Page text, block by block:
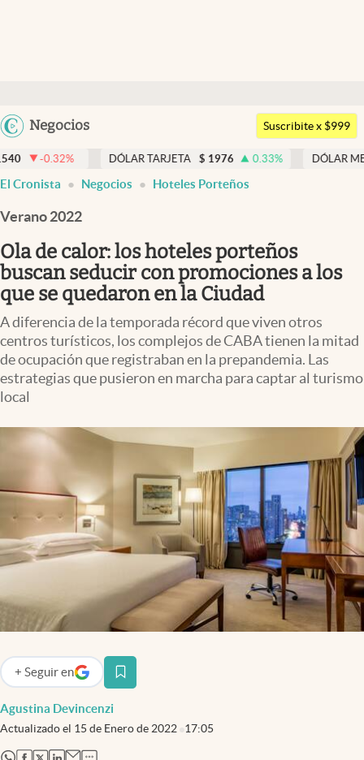
Argentina
Negocios
Members
Economía y Política
Finanzas y Mercados
Mercados Online
Negocios
Columnistas
Apertura
Infotechnology
Clima
Eventos Corporativos
El Cronista Studio
Mediakit
Argentina
Suscribite x $999
DÓLAR TARJETA $ 1976 0.33 % DÓLAR MEP 1518,45
El Cronista Negocios Hoteles Porteños
Verano 2022
Ola de calor: los hoteles porteños
buscan seducir con promociones a los
que se quedaron en la Ciudad
A diferencia de la temporada récord que viven otros
centros turísticos, los complejos de CABA tienen la mitad
de ocupación que registraban en la prepandemia. Las
estrategias que pusieron en marcha para captar al turismo
local
Agustina Devincenzi
Actualizado el 15 de Enero de 2022 17:05
+ Seguir en
abre en nueva pestaña
abre en nueva pestaña
abre en nueva pestaña
abre en nueva pestaña
abre en nueva pestaña